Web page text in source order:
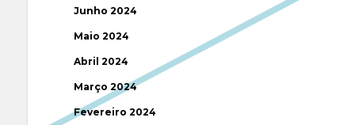
Junho 2024
Maio 2024
Abril 2024
Março 2024
Fevereiro 2024